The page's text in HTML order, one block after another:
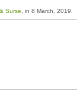
Surse , in 8 March, 2019.